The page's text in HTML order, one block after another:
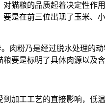
猫粮的品质起着决定性作
是在前三位出现了玉米、
。肉粉乃是经过脱水处理
要是标明了具体肉源以及
加工工艺的直接影响，低